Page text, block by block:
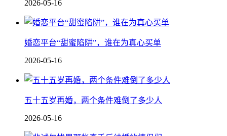
2026-05-16
婚恋平台“甜蜜陷阱”，谁在为真心买单
2026-05-16
五十五岁再婚，两个条件难倒了多少人
2026-05-16